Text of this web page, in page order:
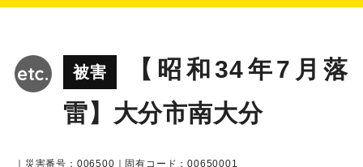
被害
【昭和34年7月落
雷】大分市南大分
｜災害番号：006500｜固有コード：00650001